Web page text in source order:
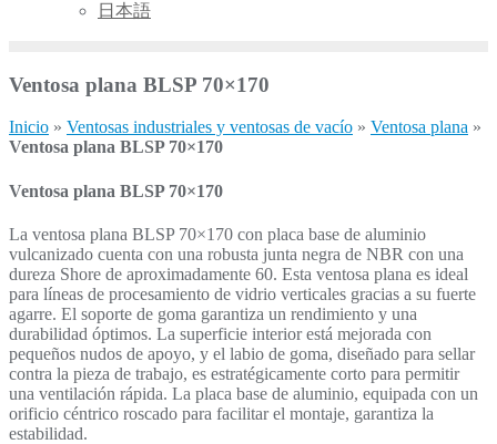
日本語
Ventosa plana BLSP 70×170
Inicio » Ventosas industriales y ventosas de vacío » Ventosa plana »
Ventosa plana BLSP 70×170
Ventosa plana BLSP 70×170
La ventosa plana BLSP 70×170 con placa base de aluminio
vulcanizado cuenta con una robusta junta negra de NBR con una
dureza Shore de aproximadamente 60. Esta ventosa plana es ideal
para líneas de procesamiento de vidrio verticales gracias a su fuerte
agarre. El soporte de goma garantiza un rendimiento y una
durabilidad óptimos. La superficie interior está mejorada con
pequeños nudos de apoyo, y el labio de goma, diseñado para sellar
contra la pieza de trabajo, es estratégicamente corto para permitir
una ventilación rápida. La placa base de aluminio, equipada con un
orificio céntrico roscado para facilitar el montaje, garantiza la
estabilidad.